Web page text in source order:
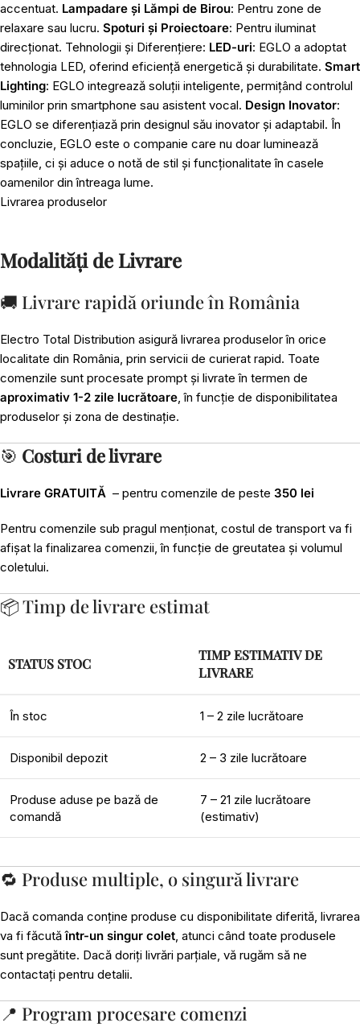
accentuat. Lampadare și Lămpi de Birou: Pentru zone de
relaxare sau lucru. Spoturi și Proiectoare: Pentru iluminat
direcționat. Tehnologii și Diferențiere: LED-uri: EGLO a adoptat
tehnologia LED, oferind eficiență energetică și durabilitate. Smart
Lighting: EGLO integrează soluții inteligente, permițând controlul
luminilor prin smartphone sau asistent vocal. Design Inovator:
EGLO se diferențiază prin designul său inovator și adaptabil. În
concluzie, EGLO este o companie care nu doar luminează
spațiile, ci și aduce o notă de stil și funcționalitate în casele
oamenilor din întreaga lume.
Livrarea produselor
Modalități de Livrare
🚚 Livrare rapidă oriunde în România
Electro Total Distribution asigură livrarea produselor în orice
localitate din România, prin servicii de curierat rapid. Toate
comenzile sunt procesate prompt și livrate în termen de
aproximativ 1-2 zile lucrătoare, în funcție de disponibilitatea
produselor și zona de destinație.
🎯 Costuri de livrare
Livrare GRATUITĂ – pentru comenzile de peste 350 lei
Pentru comenzile sub pragul menționat, costul de transport va fi
afișat la finalizarea comenzii, în funcție de greutatea și volumul
coletului.
📦 Timp de livrare estimat
STATUS STOC
TIMP ESTIMATIV DE
LIVRARE
În stoc 1 – 2 zile lucrătoare
Disponibil depozit 2 – 3 zile lucrătoare
Produse aduse pe bază de
comandă
7 – 21 zile lucrătoare
(estimativ)
🔁 Produse multiple, o singură livrare
Dacă comanda conține produse cu disponibilitate diferită, livrarea
va fi făcutăîntr-un singur colet, atunci când toate produsele
sunt pregătite. Dacă doriți livrări parțiale, vă rugăm să ne
contactați pentru detalii.
📍 Program procesare comenzi